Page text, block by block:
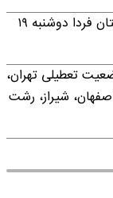
وضعیت تعطیلی ادارات مازندران و گیلان و گلستان فردا دوشنبه ۱۹
مرداد ۱۴۰۵؛ آخرین وضعیت تعطیلی تهران،
شیراز، رشت